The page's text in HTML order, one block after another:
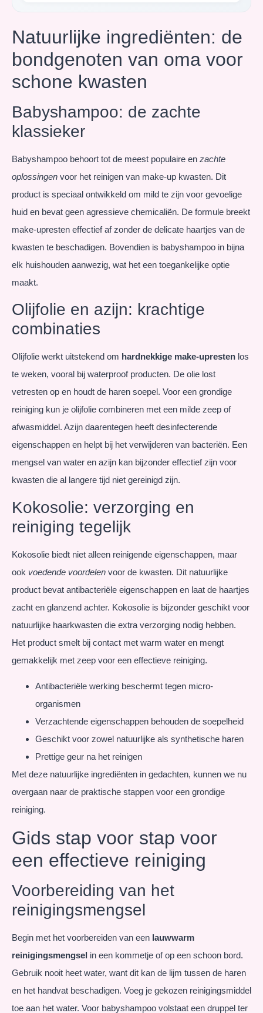
Natuurlijke ingrediënten: de
bondgenoten van oma voor
schone kwasten
Babyshampoo: de zachte
klassieker
Babyshampoo behoort tot de meest populaire en zachte
oplossingen voor het reinigen van make-up kwasten. Dit
product is speciaal ontwikkeld om mild te zijn voor gevoelige
huid en bevat geen agressieve chemicaliën. De formule breekt
make-upresten effectief af zonder de delicate haartjes van de
kwasten te beschadigen. Bovendien is babyshampoo in bijna
elk huishouden aanwezig, wat het een toegankelijke optie
maakt.
Olijfolie en azijn: krachtige
combinaties
Olijfolie werkt uitstekend om hardnekkige make-upresten los
te weken, vooral bij waterproof producten. De olie lost
vetresten op en houdt de haren soepel. Voor een grondige
reiniging kun je olijfolie combineren met een milde zeep of
afwasmiddel. Azijn daarentegen heeft desinfecterende
eigenschappen en helpt bij het verwijderen van bacteriën. Een
mengsel van water en azijn kan bijzonder effectief zijn voor
kwasten die al langere tijd niet gereinigd zijn.
Kokosolie: verzorging en
reiniging tegelijk
Kokosolie biedt niet alleen reinigende eigenschappen, maar
ook voedende voordelen voor de kwasten. Dit natuurlijke
product bevat antibacteriële eigenschappen en laat de haartjes
zacht en glanzend achter. Kokosolie is bijzonder geschikt voor
natuurlijke haarkwasten die extra verzorging nodig hebben.
Het product smelt bij contact met warm water en mengt
gemakkelijk met zeep voor een effectieve reiniging.
Antibacteriële werking beschermt tegen micro-
organismen
Verzachtende eigenschappen behouden de soepelheid
Geschikt voor zowel natuurlijke als synthetische haren
Prettige geur na het reinigen
Met deze natuurlijke ingrediënten in gedachten, kunnen we nu
overgaan naar de praktische stappen voor een grondige
reiniging.
Gids stap voor stap voor
een effectieve reiniging
Voorbereiding van het
reinigingsmengsel
Begin met het voorbereiden van een lauwwarm
reinigingsmengsel in een kommetje of op een schoon bord.
Gebruik nooit heet water, want dit kan de lijm tussen de haren
en het handvat beschadigen. Voeg je gekozen reinigingsmiddel
toe aan het water. Voor babyshampoo volstaat een druppel ter